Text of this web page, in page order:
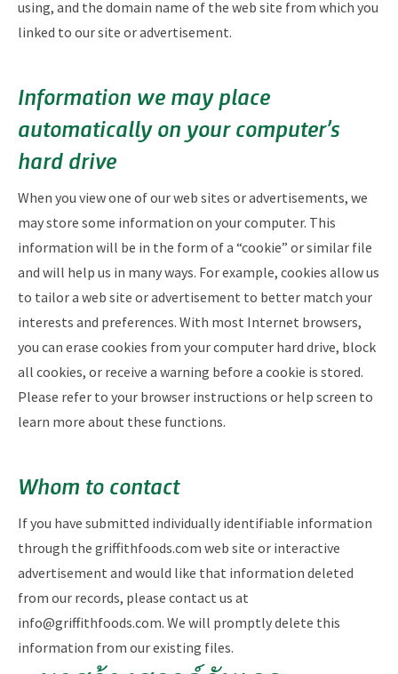
using, and the domain name of the web site from which you
linked to our site or advertisement.
Information we may place
automatically on your computer’s
hard drive
When you view one of our web sites or advertisements, we
may store some information on your computer. This
information will be in the form of a “cookie” or similar file
and will help us in many ways. For example, cookies allow us
to tailor a web site or advertisement to better match your
interests and preferences. With most Internet browsers,
you can erase cookies from your computer hard drive, block
all cookies, or receive a warning before a cookie is stored.
Please refer to your browser instructions or help screen to
learn more about these functions.
Whom to contact
If you have submitted individually identifiable information
through the griffithfoods.com web site or interactive
advertisement and would like that information deleted
from our records, please contact us at
info@griffithfoods.com. We will promptly delete this
information from our existing files.